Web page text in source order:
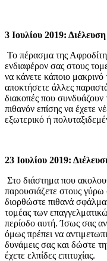
3 Ιουλίου 2019:
Το πέρασμα της
ενδιαφέρον σας στους
να κάνετε κάποιο μακρινό
αποκτήσετε άλλες
διακοπές που
πιθανόν επίσης να έχετε
εξωτερικό ή
23 Ιουλίου 2019:
Στο διάστημα που
παρουσιάζετε στους γύρω
διορθώστε πιθανά
τομέας των
περίοδο αυτή. Ίσως σας
όμως πρέπει να
δυνάμεις σας και δώστε
έχετε ελπίδες επιτυχίας.